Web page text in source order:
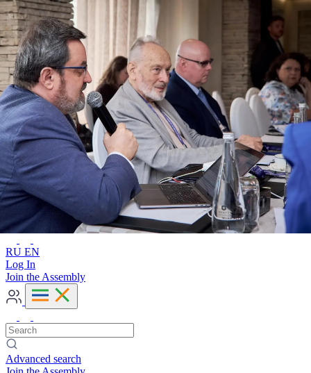
Advanced search
RU EN
RU EN
Log In
Join the Assembly
Advanced search